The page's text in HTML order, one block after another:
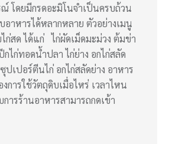
โดยมีกรดอะมิโนจำเป็นครบถ้วน
าหารได้หลากหลาย ตัวอย่างเมนู
ก่สด ได้แก่ ไก่ผัดเม็ดมะม่วง ต้มข่า
กไก่ทอดน้ำปลา ไก่ย่าง อกไก่สลัด
ปเปอร์ตีนไก่ อกไก่สลัดย่าง อาหาร
ารใช้วัตถุดิบเมื่อไหร่ เวลาไหน
ารร้านอาหารสามารถกดเข้า